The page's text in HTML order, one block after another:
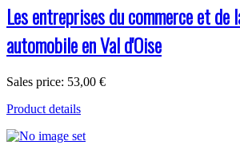
Les entreprises du commerce et de
automobile en Val d'Oise
Sales price: 53,00 €
Product details